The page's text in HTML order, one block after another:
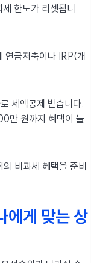
한도가 리셋됩니
연금저축이나 IRP(개
세액공제 받습니다.
만 원까지 혜택이 늘
비과세 혜택을 준비
에게 맞는 상